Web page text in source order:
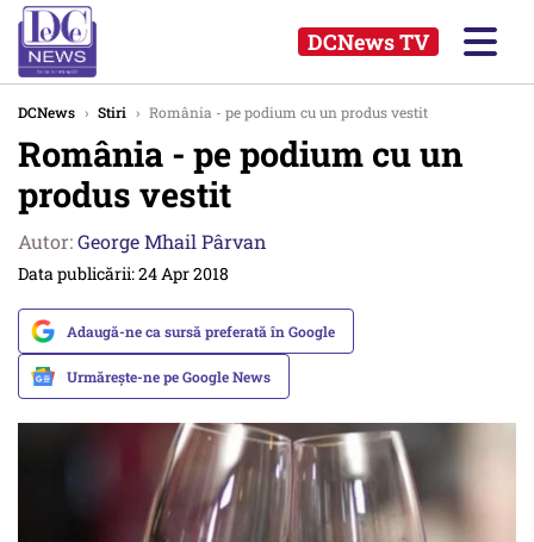
DCNews TV
DCNews › Stiri › România - pe podium cu un produs vestit
România - pe podium cu un
produs vestit
Autor:George Mhail Pârvan
Data publicării: 24 Apr 2018
Adaugă-ne ca sursă preferată în Google
Urmărește-ne pe Google News